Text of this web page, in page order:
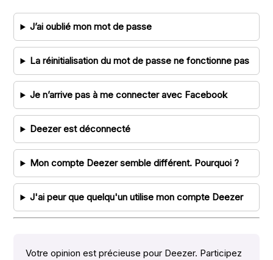
J’ai oublié mon mot de passe
La réinitialisation du mot de passe ne fonctionne pas
Je n’arrive pas à me connecter avec Facebook
Deezer est déconnecté
Mon compte Deezer semble différent. Pourquoi ?
J'ai peur que quelqu'un utilise mon compte Deezer
Votre opinion est précieuse pour Deezer. Participez